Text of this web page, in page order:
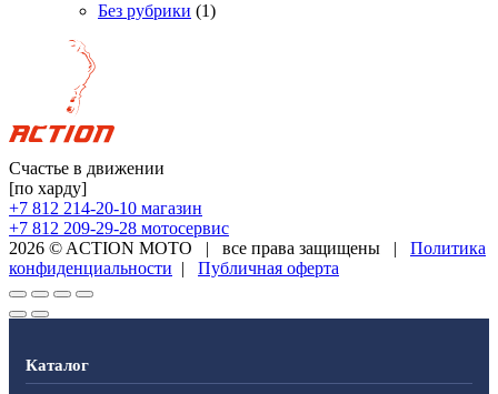
Без рубрики (1)
Счастье в движении
[по харду]
+7 812 214-20-10 магазин
+7 812 209-29-28 мотосервис
2026 © ACTION MOTO | все права защищены |
Политика
конфиденциальности | Публичная оферта
Каталог